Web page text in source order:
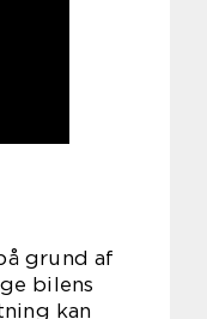
grund af
bilens
kan